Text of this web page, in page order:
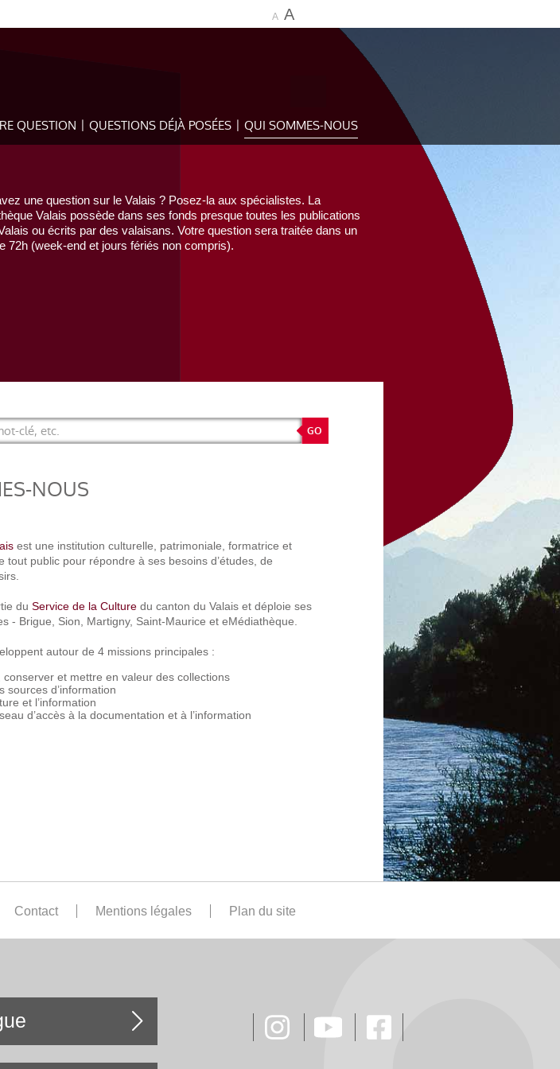
A A
QUESTION QUESTIONS DÉJÀ POSÉES QUI SOMMES-NOUS
une question sur le Valais ? Posez-la aux spécialistes. La
Valais possède dans ses fonds presque toutes les publications
ou écrits par des valaisans. Votre question sera traitée dans un
72h (week-end et jours fériés non compris).
NOUS
est une institution culturelle, patrimoniale, formatrice et
tout public pour répondre à ses besoins d’études, de
du Service de la Culturedu canton du Valais et déploie ses
- Brigue, Sion, Martigny, Saint-Maurice et eMédiathèque.
autour de 4 missions principales :
conserver et mettre en valeur des collections
sources d’information
et l’information
d’accès à la documentation et à l’information
Contact Mentions légales Plan du site